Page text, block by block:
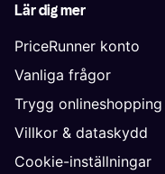
Lär dig mer
PriceRunner konto
Vanliga frågor
Trygg onlineshopping
Villkor & dataskydd
Cookie-inställningar